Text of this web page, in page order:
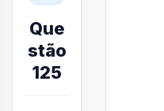
Que
stão
125